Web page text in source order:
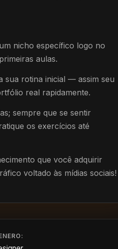
nicho específico logo no
aulas.
sua rotina inicial — assim seu
real rapidamente.
sempre que se sentir
os exercícios até
que você adquirir
voltado às mídias sociais!